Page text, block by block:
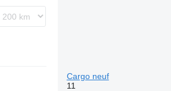
Cargo neuf
11